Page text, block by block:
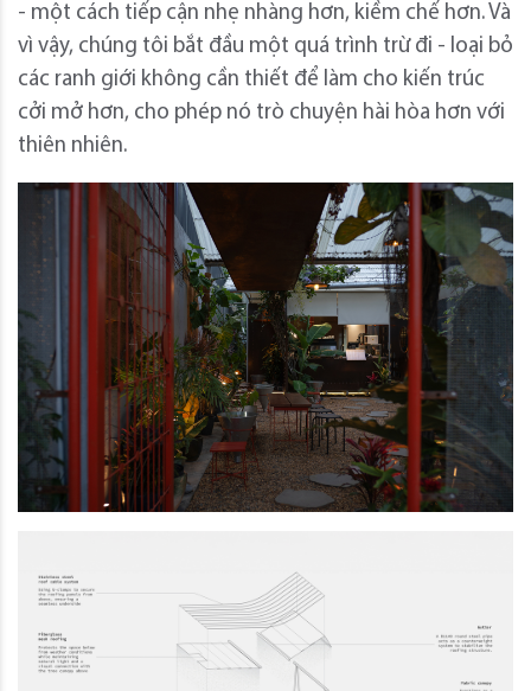
- một cách tiếp cận nhẹ nhàng hơn, kiềm chế hơn. Và
vì vậy, chúng tôi bắt đầu một quá trình trừ đi - loại bỏ
các ranh giới không cần thiết để làm cho kiến ​​trúc
cởi mở hơn, cho phép nó trò chuyện hài hòa hơn với
thiên nhiên.